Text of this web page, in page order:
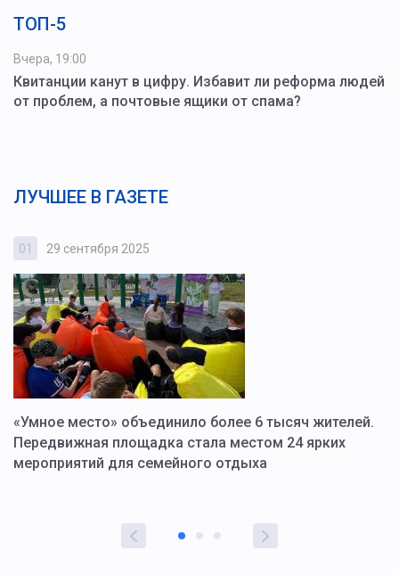
ТОП-5
Вчера, 19:00
Квитанции канут в цифру. Избавит ли реформа людей
от проблем, а почтовые ящики от спама?
ЛУЧШЕЕ В ГАЗЕТЕ
01 29 сентября 2025
«Умное место» объединило более 6 тысяч жителей.
Передвижная площадка стала местом 24 ярких
мероприятий для семейного отдыха